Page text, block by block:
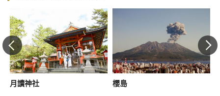
月讀神社 櫻島